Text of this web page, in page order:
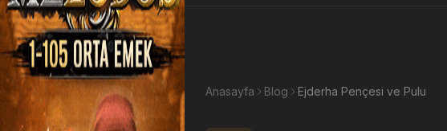
Anasayfa Blog Ejderha Pençesi ve Pulu